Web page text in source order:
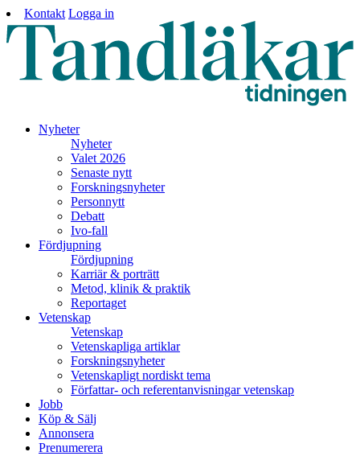
Kontakt Logga in
Nyheter
Nyheter
Valet 2026
Senaste nytt
Forskningsnyheter
Personnytt
Debatt
Ivo-fall
Fördjupning
Fördjupning
Karriär & porträtt
Metod, klinik & praktik
Reportaget
Vetenskap
Vetenskap
Vetenskapliga artiklar
Forskningsnyheter
Vetenskapligt nordiskt tema
Författar- och referentanvisningar vetenskap
Jobb
Köp & Sälj
Annonsera
Prenumerera